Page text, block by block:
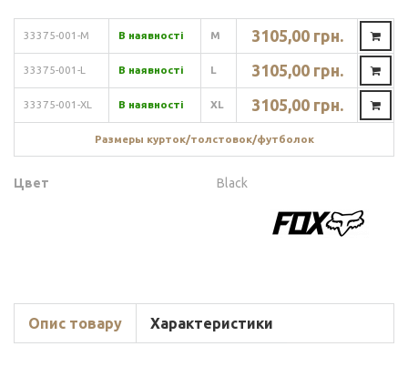
33375-001-M В наявності M 3105,00 грн.
33375-001-L В наявності L 3105,00 грн.
33375-001-XL В наявності XL 3105,00 грн.
Размеры курток/толстовок/футболок
Цвет Black
Опис товару Характеристики